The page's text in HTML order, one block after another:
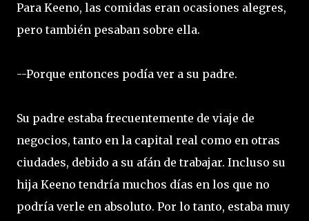
Para Keeno, las comidas eran ocasiones alegres,
pero también pesaban sobre ella.
--Porque entonces podía ver a su padre.
Su padre estaba frecuentemente de viaje de
negocios, tanto en la capital real como en otras
ciudades, debido a su afán de trabajar. Incluso su
hija Keeno tendría muchos días en los que no
podría verle en absoluto. Por lo tanto, estaba muy